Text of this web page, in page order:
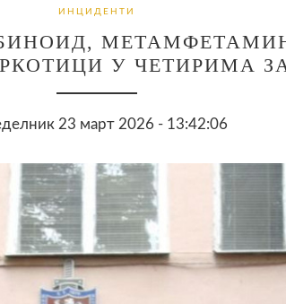
ИНЦИДЕНТИ
У ЧЕТИРИМА
23 март 2026 - 13:42:06